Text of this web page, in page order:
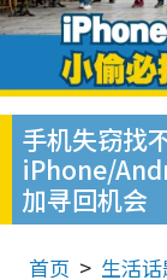
手机失窃找
iPhone/
加寻回机会
首页 生活话